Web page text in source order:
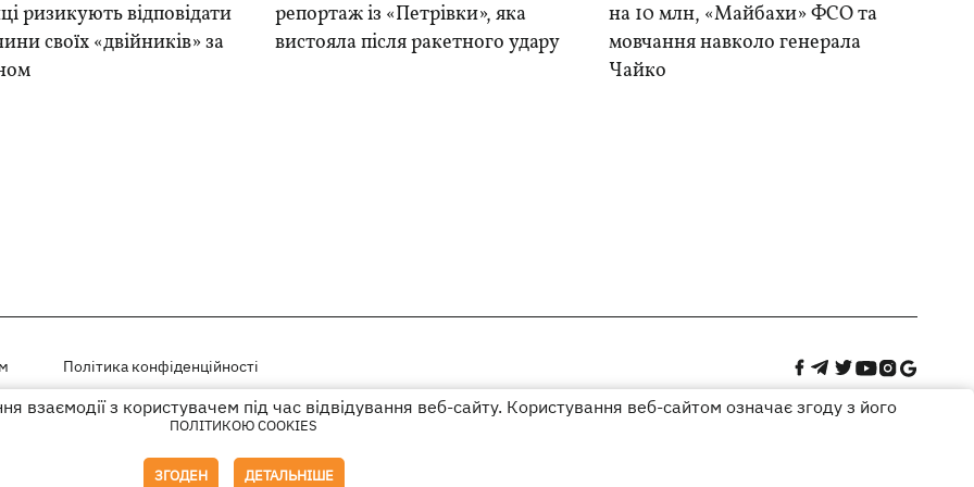
ризикують відповідати
своїх «двійників» за
репортаж із «Петрівки», яка
вистояла після ракетного удару
на 10 млн, «Майбахи» ФСО та
мовчання навколо генерала
Чайко
Політика конфіденційності
на правах рекламиз користувачем під час відвідування веб-сайту. Користування веб-сайтом означає згоду з його
ПОЛІТИКОЮ COOKIES
ЗГОДЕН ДЕТАЛЬНІШЕ